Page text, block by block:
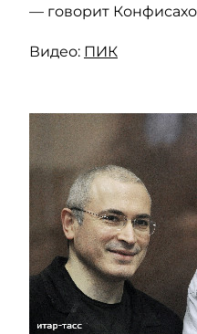
— говорит
Видео: ПИК